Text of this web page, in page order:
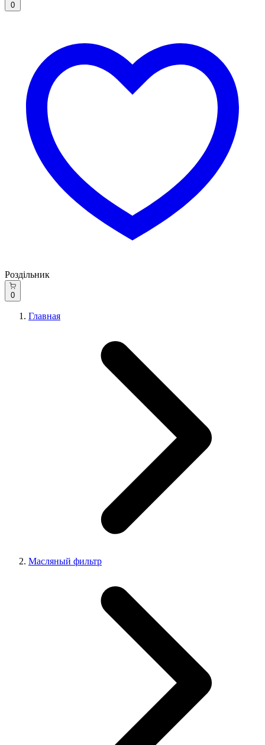
0
Роздільник
0
Главная
Масляный фильтр